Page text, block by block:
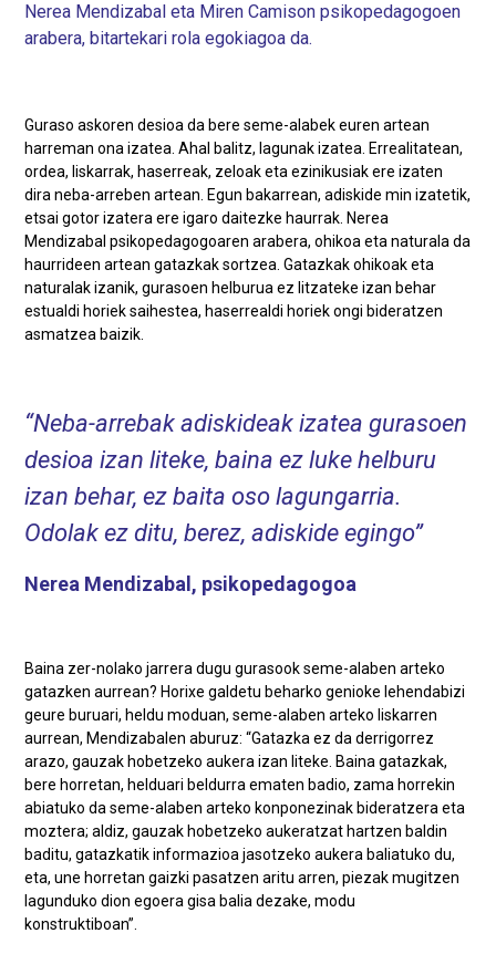
Nerea Mendizabal eta Miren Camison psikopedagogoen
arabera, bitartekari rola egokiagoa da.
Guraso askoren desioa da bere seme-alabek euren artean
harreman ona izatea. Ahal balitz, lagunak izatea. Errealitatean,
ordea, liskarrak, haserreak, zeloak eta ezinikusiak ere izaten
dira neba-arreben artean. Egun bakarrean, adiskide min izatetik,
etsai gotor izatera ere igaro daitezke haurrak. Nerea
Mendizabal psikopedagogoaren arabera, ohikoa eta naturala da
haurrideen artean gatazkak sortzea. Gatazkak ohikoak eta
naturalak izanik, gurasoen helburua ez litzateke izan behar
estualdi horiek saihestea, haserrealdi horiek ongi bideratzen
asmatzea baizik.
Neba-arrebak adiskideak izatea gurasoen
desioa izan liteke, baina ez luke helburu
izan behar, ez baita oso lagungarria.
Odolak ez ditu, berez, adiskide egingo
Nerea Mendizabal, psikopedagogoa
Baina zer-nolako jarrera dugu gurasook seme-alaben arteko
gatazken aurrean? Horixe galdetu beharko genioke lehendabizi
geure buruari, heldu moduan, seme-alaben arteko liskarren
aurrean, Mendizabalen aburuz: “Gatazka ez da derrigorrez
arazo, gauzak hobetzeko aukera izan liteke. Baina gatazkak,
bere horretan, helduari beldurra ematen badio, zama horrekin
abiatuko da seme-alaben arteko konponezinak bideratzera eta
moztera; aldiz, gauzak hobetzeko aukeratzat hartzen baldin
baditu, gatazkatik informazioa jasotzeko aukera baliatuko du,
eta, une horretan gaizki pasatzen aritu arren, piezak mugitzen
lagunduko dion egoera gisa balia dezake, modu
konstruktiboan”.